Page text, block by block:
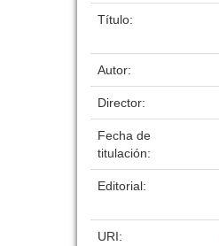
Título:
Autor:
Director:
Fecha de
titulación:
Editorial:
URI: